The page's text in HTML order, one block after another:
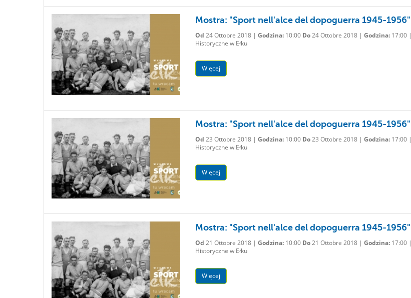
Mostra: "Sport nell'alce del dopoguerra 1945-1956"
Od 24 Ottobre 2018 | Godzina:10:00 Do24 Ottobre 2018 | Godzina:17:00 |
Historyczne w Ełku
Więcej
Mostra: "Sport nell'alce del dopoguerra 1945-1956"
Od 23 Ottobre 2018 | Godzina:10:00 Do23 Ottobre 2018 | Godzina:17:00 |
Historyczne w Ełku
Więcej
Mostra: "Sport nell'alce del dopoguerra 1945-1956"
Od 21 Ottobre 2018 | Godzina:10:00 Do21 Ottobre 2018 | Godzina:17:00 |
Historyczne w Ełku
Więcej